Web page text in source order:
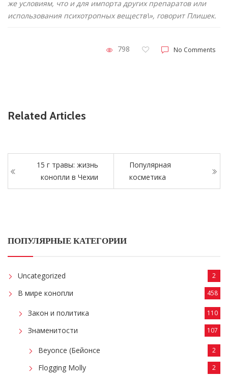
же условиям, что и для импорта других препаратов или
использования психотропных веществ\», говорит Плишек.
798 No Comments
Related Articles
15 г травы: жизнь
конопли в Чехии
Популярная
косметика
ПОПУЛЯРНЫЕ КАТЕГОРИИ
Uncategorized 2
В мире конопли 458
Закон и политика 110
Знаменитости 107
Beyonce (Бейонсе 2
Flogging Molly 2